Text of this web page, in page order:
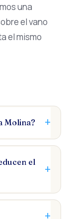
una
el vano
el mismo
Molina?
el